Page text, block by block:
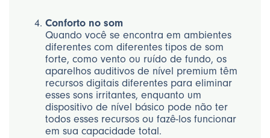
Conforto no som
Quando você se encontra em ambientes
diferentes com diferentes tipos de som
forte, como vento ou ruído de fundo, os
aparelhos auditivos de nível premium têm
recursos digitais diferentes para eliminar
esses sons irritantes, enquanto um
dispositivo de nível básico pode não ter
todos esses recursos ou fazê-los funcionar
em sua capacidade total.